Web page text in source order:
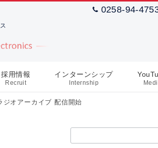
0258-94-
採用情報
Recruit
インターンシップ
Internship
オアーカイブ 配信開始
索：